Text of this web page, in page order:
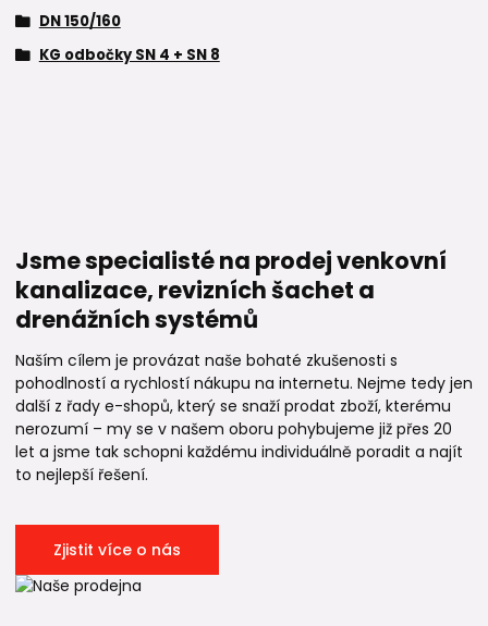
DN 150/160
KG odbočky SN 4 + SN 8
Jsme specialisté na prodej venkovní
kanalizace, revizních šachet a
drenážních systémů
Naším cílem je provázat naše bohaté zkušenosti s
pohodlností a rychlostí nákupu na internetu. Nejme tedy jen
další z řady e-shopů, který se snaží prodat zboží, kterému
nerozumí – my se v našem oboru pohybujeme již přes 20
let a jsme tak schopni každému individuálně poradit a najít
to nejlepší řešení.
Zjistit více o nás